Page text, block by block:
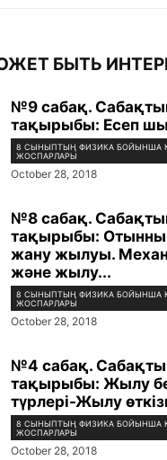
БЫТЬ
№9 сабақ.
тақырыбы: Есеп
8 СЫНЫПТЫҢ ФИЗИКА БОЙЫНША
ЖОСПАРЛАРЫ
October 28, 2018
№8 сабақ.
тақырыбы:
жану жылуы.
және жылу...
8 СЫНЫПТЫҢ ФИЗИКА БОЙЫНША
ЖОСПАРЛАРЫ
October 28, 2018
№4 сабақ.
тақырыбы: Жылу
түрлері-Жылу
8 СЫНЫПТЫҢ ФИЗИКА БОЙЫНША
ЖОСПАРЛАРЫ
October 28, 2018